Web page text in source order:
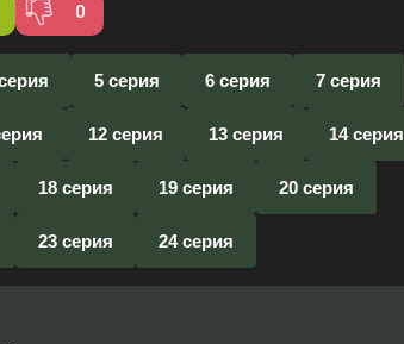
0
5 серия 6 серия 7 серия
12 серия 13 серия 14 серия
18 серия 19 серия 20 серия
23 серия 24 серия